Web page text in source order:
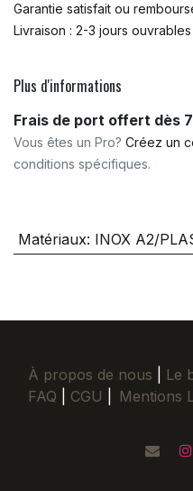
Garantie satisfait ou
Livraison : 2-3 jours ouvrables
Plus d'informations
Frais de port offert dès
Vous êtes un Pro? Créez un
conditions spécifiques.
Matériaux: INOX A2/
À propos de nous Le
FAQ
CGU Mentions